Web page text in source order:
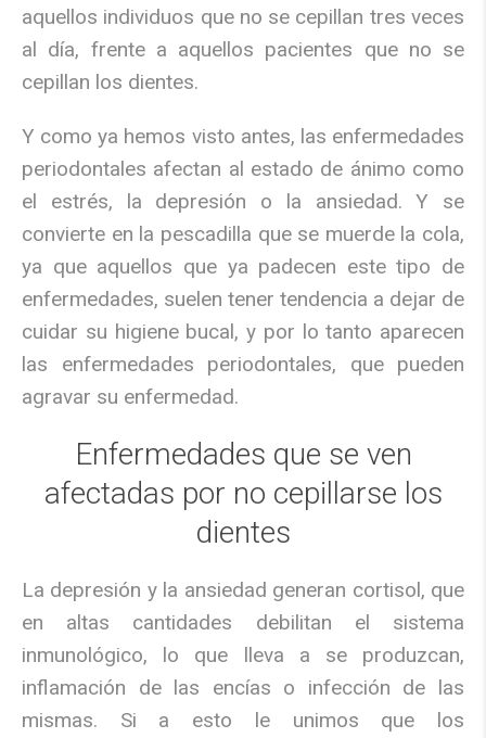
aquellos individuos que no se cepillan tres veces
al día, frente a aquellos pacientes que no se
cepillan los dientes.
Y como ya hemos visto antes, las enfermedades
periodontales afectan al estado de ánimo como
el estrés, la depresión o la ansiedad. Y se
convierte en la pescadilla que se muerde la cola,
ya que aquellos que ya padecen este tipo de
enfermedades, suelen tener tendencia a dejar de
cuidar su higiene bucal, y por lo tanto aparecen
las enfermedades periodontales, que pueden
agravar su enfermedad.
Enfermedades que se ven
afectadas por no cepillarse los
dientes
La depresión y la ansiedad generan cortisol, que
en altas cantidades debilitan el sistema
inmunológico, lo que lleva a se produzcan,
inflamación de las encías o infección de las
mismas. Si a esto le unimos que los